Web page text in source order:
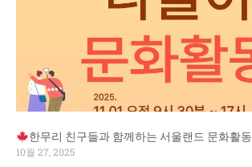
한무리 친구들과 함께하는 서울랜드 문화활동
10월 27, 2025